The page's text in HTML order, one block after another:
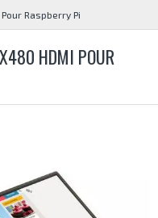
Raspberry Pi
HDMI POUR